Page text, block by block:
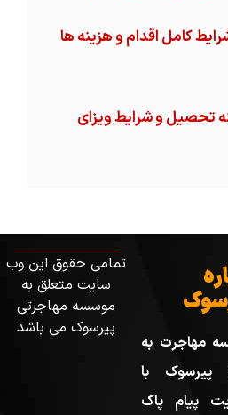
کامل اقدام و هزینه ها
تحصیل و شرایط ویزای
مهاجرت به
پیرسوک با
پیام پاک
تمامی حقوق این وب
سایت متعلق به
موسسه مهاجرتی
پیرسوک می باشد